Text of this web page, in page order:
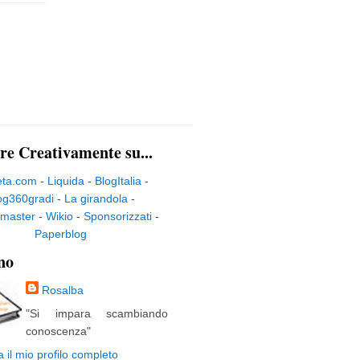
Creativamente su...
- Liquida - BlogItalia -
- La girandola -
- Wikio- Sponsorizzati-
Paperblog
Rosalba
"Si impara scambiando
conoscenza"
il mio profilo completo